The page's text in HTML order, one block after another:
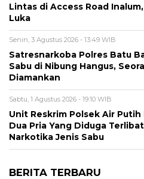
Lintas di Access Road
Luka
Senin, 3 Agustus 2026 - 13:49 WIB
Satresnarkoba Polres Batu
Sabu di Nibung Hangus,
Diamankan
Sabtu, 1 Agustus 2026 - 19:10 WIB
Unit Reskrim Polsek Air
Dua Pria Yang Diduga
Narkotika Jenis Sabu
BERITA TERBARU